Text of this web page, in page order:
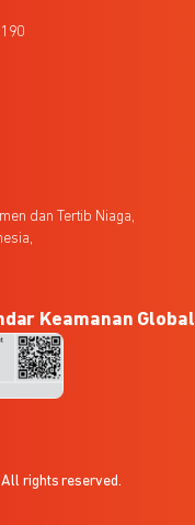
dan Tertib Niaga,
Keamanan Global
rights reserved.